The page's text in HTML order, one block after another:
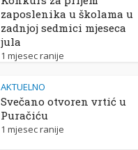
zaposlenika u školama u
zadnjoj sedmici mjeseca
jula
1 mjesec ranije
AKTUELNO
Svečano otvoren vrtić u
Puračiću
1 mjesec ranije